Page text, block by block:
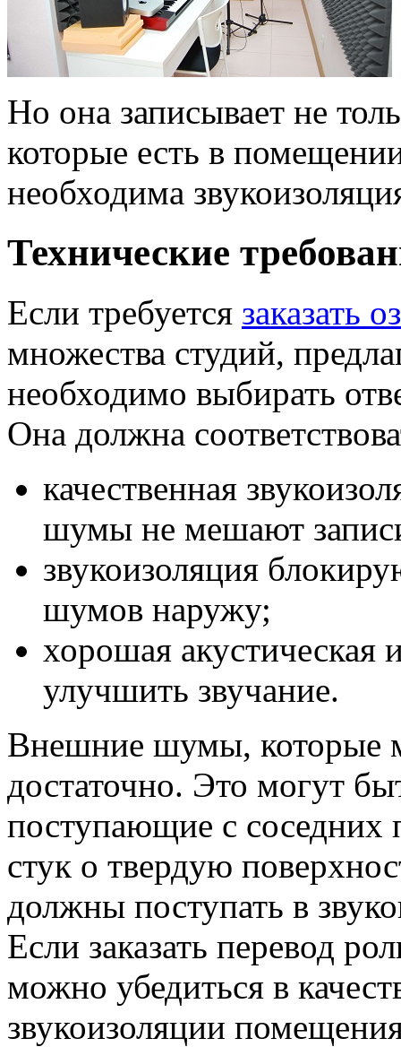
Но она записывает не
которые есть в
необходима
Технические
Если требуется заказать
множества студий,
необходимо выбирать
Она должна
качественная
шумы не мешают
звукоизоляция
шумов наружу;
хорошая акустическая
улучшить звучание.
Внешние шумы, которые
достаточно. Это могут
поступающие с соседних
стук о твердую
должны поступать в
Если заказать перевод
можно убедиться в
звукоизоляции